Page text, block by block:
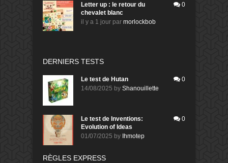
Letter up : le retour du
chevalet blanc
il y a 1 jour par morlockbob
0
DERNIERS TESTS
Le test de Hutan
14/08/2025 by Shanouillette
0
Le test de Inventions:
Evolution of Ideas
01/07/2025 by Ihmotep
0
RÈGLES EXPRESS